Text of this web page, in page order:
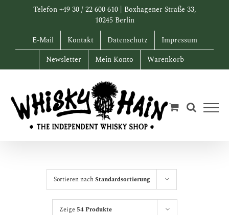
Telefon +49 30 / 22 600 610 | Boxhagener Straße 33,
10245 Berlin
E-Mail
Kontakt Datenschutz
Impressum
Newsletter
Mein Konto Warenkorb
Sortieren nachStandardsortierung
Zeige 54 Produkte